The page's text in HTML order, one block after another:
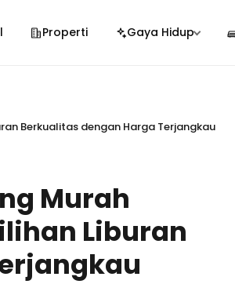
Properti Gaya Hidup
Berkualitas dengan Harga Terjangkau
Murah
Liburan